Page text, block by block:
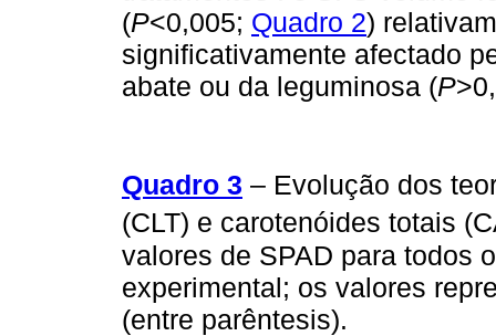
(P<0,005; Quadro 2)
significativamente afectado
abate ou da leguminosa (P
Quadro 3 – Evolução dos
(CLT) e carotenóides totais
valores de SPAD para todos
experimental; os valores
(entre parêntesis).